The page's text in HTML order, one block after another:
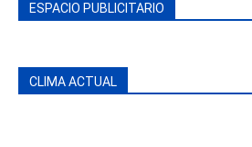
ESPACIO PUBLICITARIO
CLIMA ACTUAL